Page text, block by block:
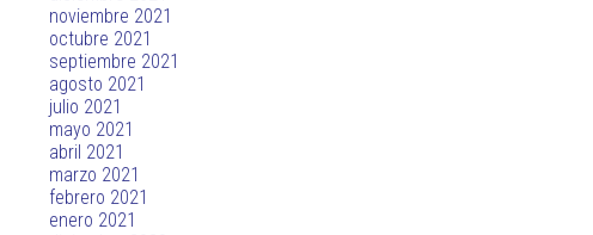
noviembre 2021
octubre 2021
septiembre 2021
agosto 2021
julio 2021
mayo 2021
abril 2021
marzo 2021
febrero 2021
enero 2021